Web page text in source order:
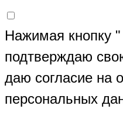
Нажимая кнопку
подтверждаю
даю согласие на
персональных